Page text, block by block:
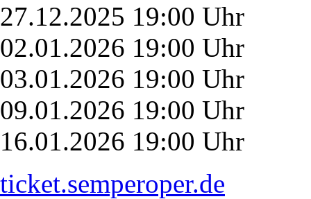
27.12.2025 19:00 Uhr
02.01.2026 19:00 Uhr
03.01.2026 19:00 Uhr
09.01.2026 19:00 Uhr
16.01.2026 19:00 Uhr
ticket.semperoper.de